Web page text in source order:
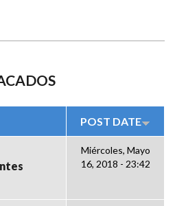
POST DATE
Miércoles, Mayo
16, 2018 - 23:42